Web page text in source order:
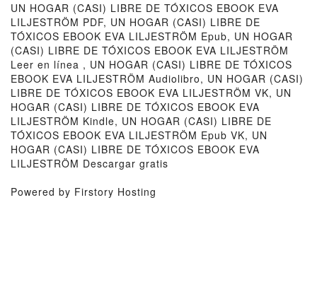
UN HOGAR (CASI) LIBRE DE TÓXICOS EBOOK EVA
LILJESTRÖM PDF, UN HOGAR (CASI) LIBRE DE
TÓXICOS EBOOK EVA LILJESTRÖM Epub, UN HOGAR
(CASI) LIBRE DE TÓXICOS EBOOK EVA LILJESTRÖM
Leer en línea , UN HOGAR (CASI) LIBRE DE TÓXICOS
EBOOK EVA LILJESTRÖM Audiolibro, UN HOGAR (CASI)
LIBRE DE TÓXICOS EBOOK EVA LILJESTRÖM VK, UN
HOGAR (CASI) LIBRE DE TÓXICOS EBOOK EVA
LILJESTRÖM Kindle, UN HOGAR (CASI) LIBRE DE
TÓXICOS EBOOK EVA LILJESTRÖM Epub VK, UN
HOGAR (CASI) LIBRE DE TÓXICOS EBOOK EVA
LILJESTRÖM Descargar gratis
Powered by Firstory Hosting